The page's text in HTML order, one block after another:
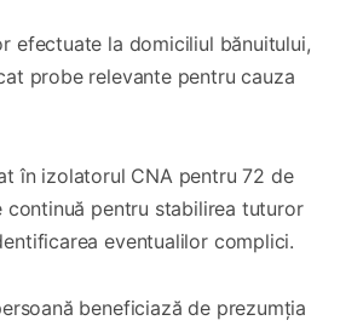
efectuate la domiciliul bănuitului,
probe relevante pentru cauza
în izolatorul CNA pentru 72 de
continuă pentru stabilirea tuturor
eventualilor complici.
beneficiază de prezumția